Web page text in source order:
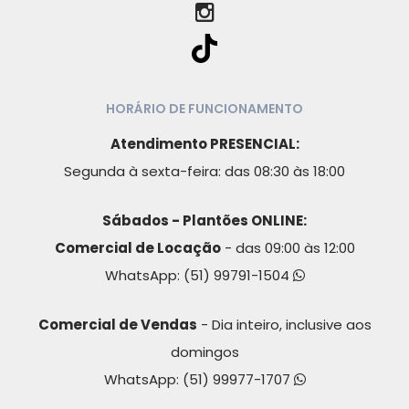
HORÁRIO DE FUNCIONAMENTO
Atendimento PRESENCIAL:
Segunda à sexta-feira: das 08:30 às 18:00
Sábados - Plantões ONLINE:
Comercial de Locação- das 09:00 às 12:00
WhatsApp: (51) 99791-1504
Comercial de Vendas - Dia inteiro, inclusive aos
domingos
WhatsApp: (51) 99977-1707